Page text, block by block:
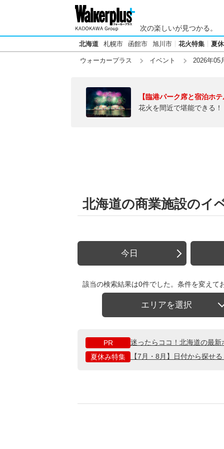
次の楽しいが見つかる。
北海道 札幌市 函館市 旭川市 花火特集 夏
ウォーカープラス イベント 2026年05
【臨港パーク席と宿泊ホ
花火を間近で堪能できる
北海道の商業施設のイ
今日
該当の検索結果は0件でした。条件を変えて
エリアを選択
PR
迷ったらココ！北海道の最
夏休み特集
【7月・8月】日付から探せ